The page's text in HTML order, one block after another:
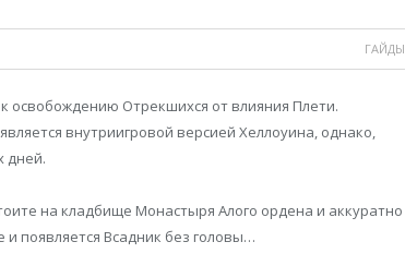
ГАЙДЫ
освобождению Отрекшихся от влияния Плети.
внутриигровой версией Хеллоуина, однако,
дней.
на кладбище Монастыря Алого ордена и аккуратно
появляется Всадник без головы…